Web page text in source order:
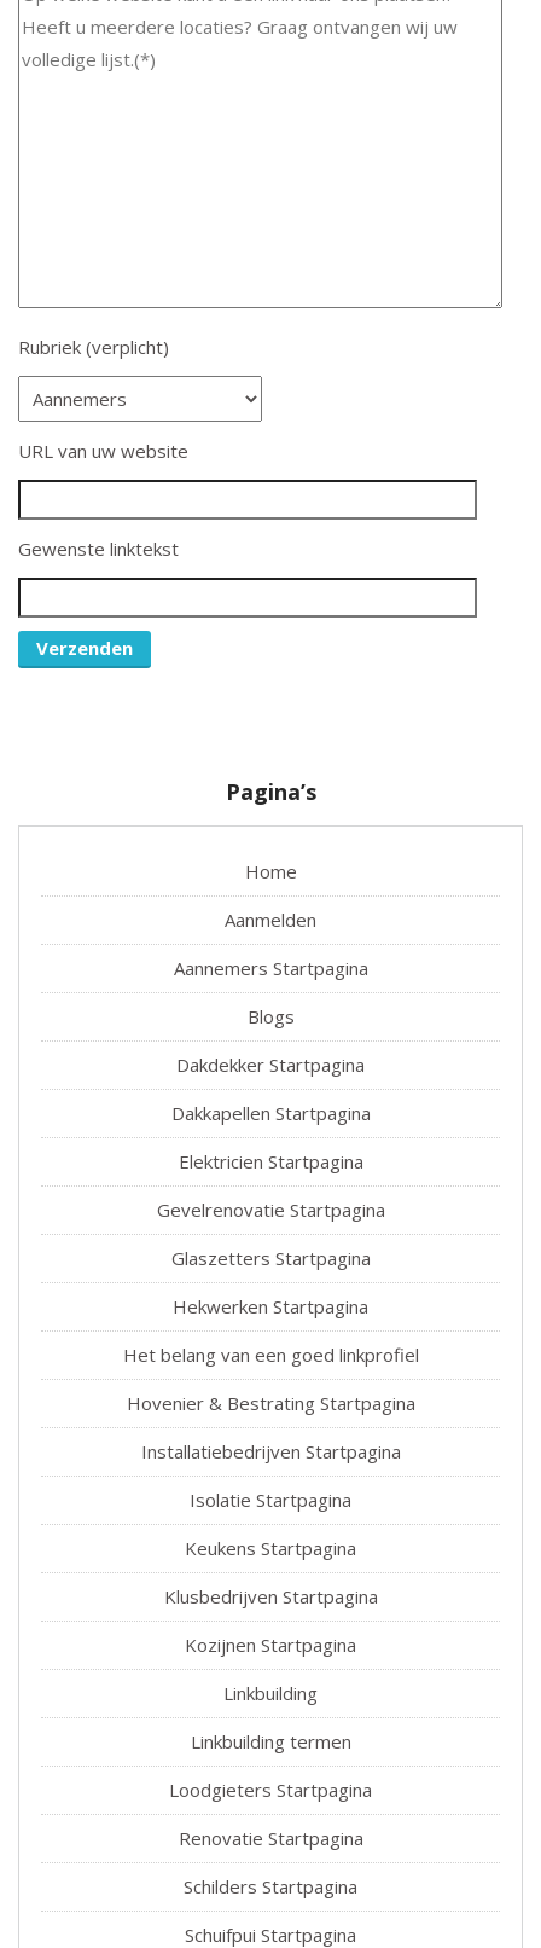
Rubriek (verplicht)
URL van uw website
Gewenste linktekst
Pagina’s
Home
Aanmelden
Aannemers Startpagina
Blogs
Dakdekker Startpagina
Dakkapellen Startpagina
Elektricien Startpagina
Gevelrenovatie Startpagina
Glaszetters Startpagina
Hekwerken Startpagina
Het belang van een goed linkprofiel
Hovenier & Bestrating Startpagina
Installatiebedrijven Startpagina
Isolatie Startpagina
Keukens Startpagina
Klusbedrijven Startpagina
Kozijnen Startpagina
Linkbuilding
Linkbuilding termen
Loodgieters Startpagina
Renovatie Startpagina
Schilders Startpagina
Schuifpui Startpagina